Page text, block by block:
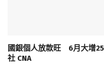
國銀個人放款旺 6月大增
社 CNA